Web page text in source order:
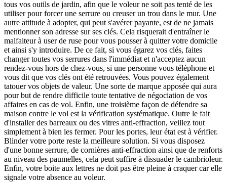
tous vos outils de jardin, afin que le voleur ne soit pas tenté de les
utiliser pour forcer une serrure ou creuser un trou dans le mur. Une
autre attitude à adopter, qui peut s'avérer payante, est de ne jamais
mentionner son adresse sur ses clés. Cela risquerait d'entraîner le
malfaiteur à user de ruse pour vous pousser à quitter votre domicile
et ainsi s'y introduire. De ce fait, si vous égarez vos clés, faites
changer toutes vos serrures dans l'immédiat et n'acceptez aucun
rendez-vous hors de chez-vous, si une personne vous téléphone et
vous dit que vos clés ont été retrouvées. Vous pouvez également
tatouer vos objets de valeur. Une sorte de marque apposée qui aura
pour but de rendre difficile toute tentative de négociation de vos
affaires en cas de vol. Enfin, une troisième façon de défendre sa
maison contre le vol est la vérification systématique. Outre le fait
d'installer des barreaux ou des vitres anti-effraction, veillez tout
simplement à bien les fermer. Pour les portes, leur état est à vérifier.
Blinder votre porte reste la meilleure solution. Si vous disposez
d'une bonne serrure, de cornières anti-effraction ainsi que de renforts
au niveau des paumelles, cela peut suffire à dissuader le cambrioleur.
Enfin, votre boite aux lettres ne doit pas être pleine à craquer car elle
signale votre absence au voleur.